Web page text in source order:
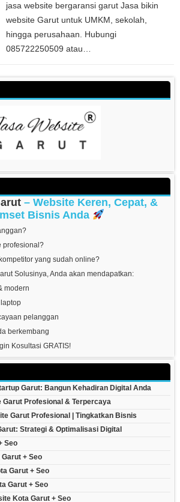
jasa website bergaransi garut Jasa bikin
website Garut untuk UMKM, sekolah,
hingga perusahaan. Hubungi
085722250509 atau…
– Website Keren, Cepat, &
Bisnis Anda
profesional?
yang sudah online?
Solusinya, Anda akan mendapatkan:
modern
pelanggan
berkembang
Kosultasi GRATIS!
Garut: Bangun Kehadiran Digital Anda
Garut Profesional & Terpercaya
Garut Profesional | Tingkatkan Bisnis
Strategi & Optimalisasi Digital
Seo
+ Seo
Garut + Seo
Garut + Seo
Kota Garut + Seo